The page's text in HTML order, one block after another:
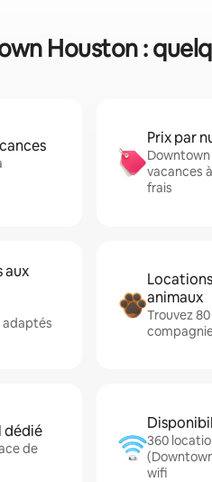
Houston :
Prix par
vacances
frais
aux
animaux
Trouvez
dédié
de
360
wifi